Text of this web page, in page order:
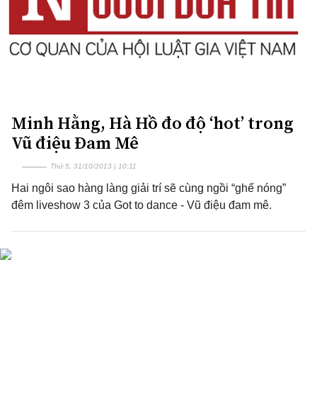
Minh Hằng, Hà Hồ đo độ ‘hot’ trong
Vũ điệu Đam Mê
Thứ 5, 31/10/2013 | 10:11
Hai ngôi sao hàng làng giải trí sẽ cùng ngồi “ghế nóng”
đêm liveshow 3 của Got to dance - Vũ điệu đam mê.